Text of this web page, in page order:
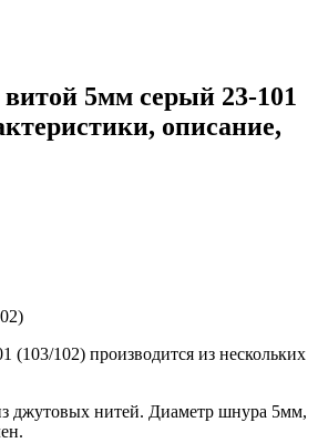
5мм серый 23-101
описание,
(103/102) производится из нескольких
джутовых нитей. Диаметр шнура 5мм,